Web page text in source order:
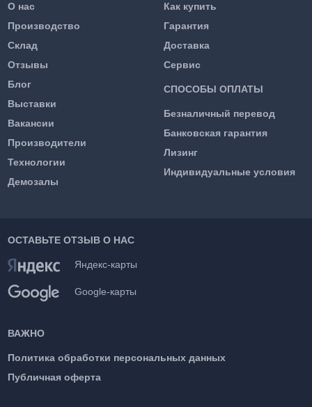
О нас
Производство
Склад
Отзывы
Блог
Выставки
Вакансии
Производители
Технологии
Демозалы
Как купить
Гарантия
Доставка
Сервис
СПОСОБЫ ОПЛАТЫ
Безналичный перевод
Банковская гарантия
Лизинг
Индивидуальные условия
ОСТАВЬТЕ ОТЗЫВ О НАС
Яндекс-карты
Google-карты
ВАЖНО
Политика обработки персональных данных
Публичная оферта